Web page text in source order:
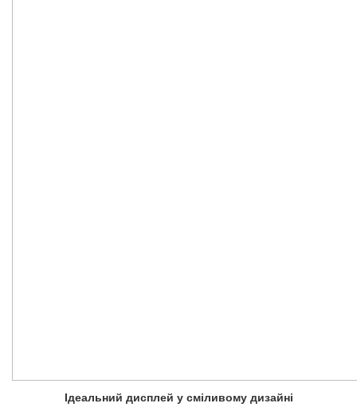
Ідеальний дисплей у сміливому дизайні